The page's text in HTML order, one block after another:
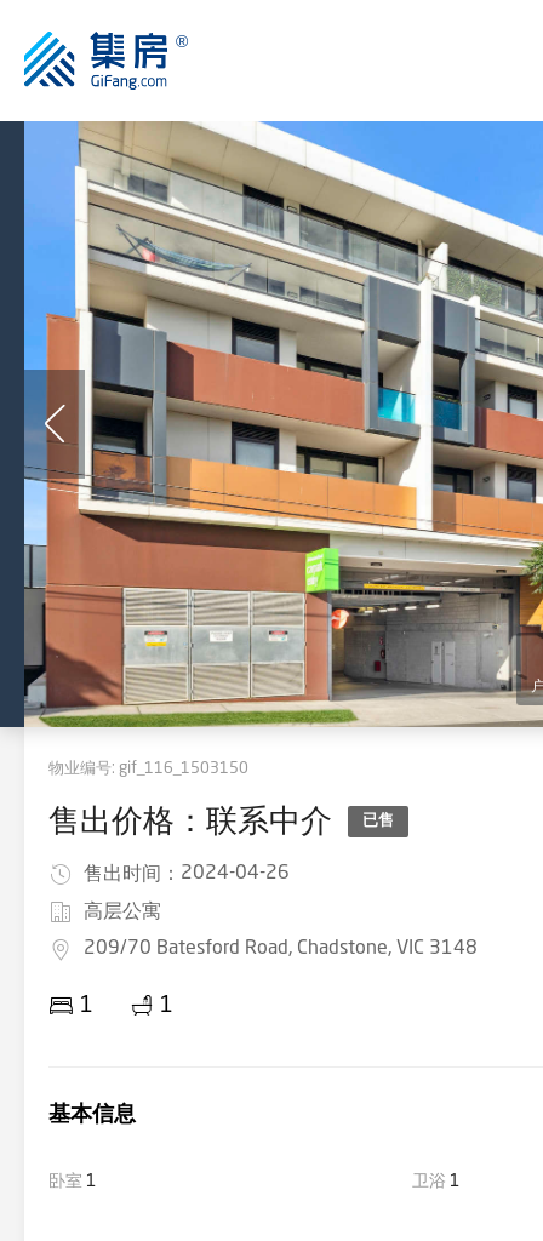
物业编号: gif_116_1503150
售出价格：联系中介 已售
售出时间： 2024-04-26
高层公寓
209/70 Batesford Road, Chadstone, VIC 3148
1 1
基本信息
卧室 1 卫浴 1